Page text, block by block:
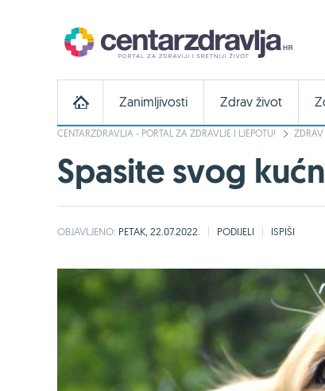
Zanimljivosti Zdrav život
CENTARZDRAVLJA - PORTAL ZA ZDRAVLJE I LJEPOTU!
Spasite svog
OBJAVLJENO: PETAK, 22.07.2022. PODIJELI ISPIŠI